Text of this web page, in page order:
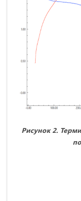
Рисунок 2.